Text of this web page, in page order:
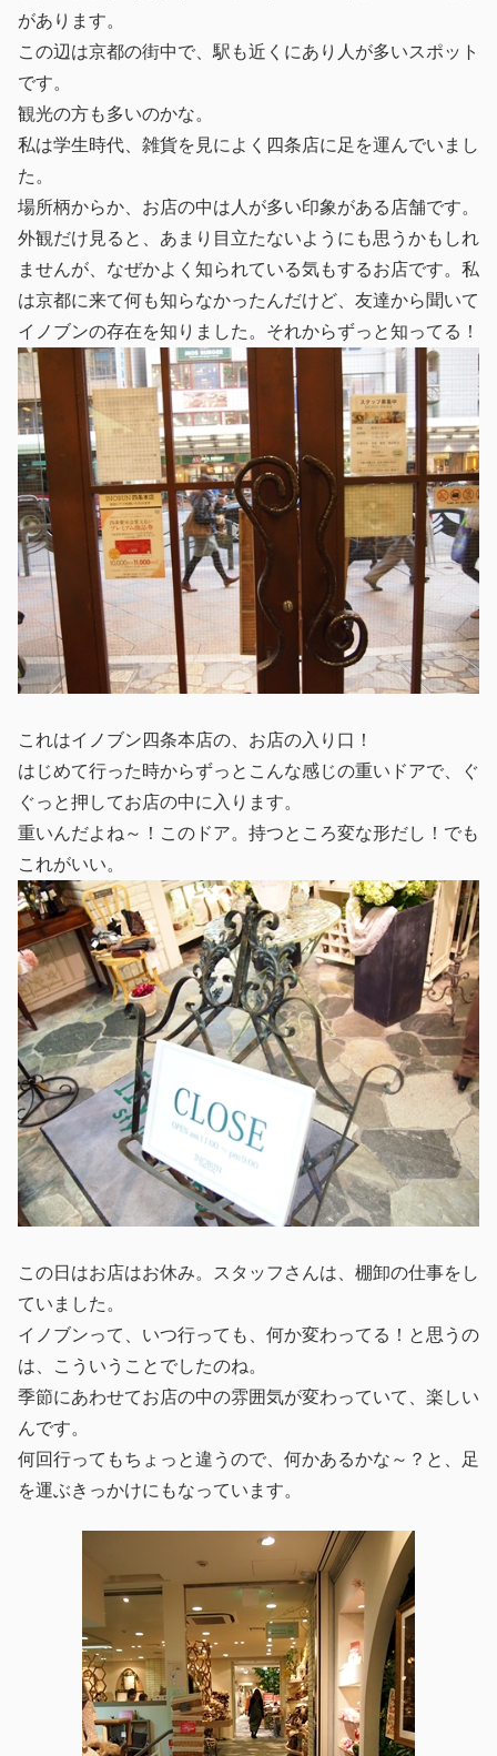
があります。
この辺は京都の街中で、駅も近くにあり人が多いスポット
です。
観光の方も多いのかな。
私は学生時代、雑貨を見によく四条店に足を運んでいまし
た。
場所柄からか、お店の中は人が多い印象がある店舗です。
外観だけ見ると、あまり目立たないようにも思うかもしれ
ませんが、なぜかよく知られている気もするお店です。私
は京都に来て何も知らなかったんだけど、友達から聞いて
イノブンの存在を知りました。それからずっと知ってる！
これはイノブン四条本店の、お店の入り口！
はじめて行った時からずっとこんな感じの重いドアで、ぐ
ぐっと押してお店の中に入ります。
重いんだよね～！このドア。持つところ変な形だし！でも
これがいい。
この日はお店はお休み。スタッフさんは、棚卸の仕事をし
ていました。
イノブンって、いつ行っても、何か変わってる！と思うの
は、こういうことでしたのね。
季節にあわせてお店の中の雰囲気が変わっていて、楽しい
んです。
何回行ってもちょっと違うので、何かあるかな～？と、足
を運ぶきっかけにもなっています。